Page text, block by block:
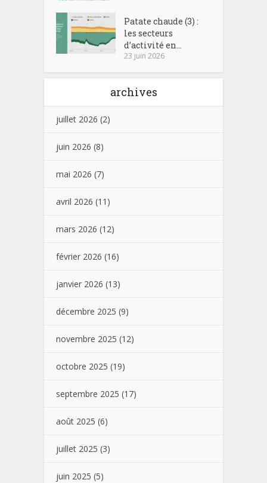
Patate chaude (3) :
les secteurs
d’activité en...
23 juin 2026
archives
juillet 2026 (2)
juin 2026 (8)
mai 2026 (7)
avril 2026 (11)
mars 2026 (12)
février 2026 (16)
janvier 2026 (13)
décembre 2025 (9)
novembre 2025 (12)
octobre 2025 (19)
septembre 2025 (17)
août 2025 (6)
juillet 2025 (3)
juin 2025 (5)